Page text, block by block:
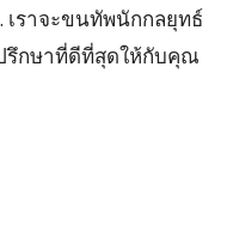
เราจะขนทัพนักกลยุทธ์
รึกษาที่ดีที่สุดให้กับคุณ